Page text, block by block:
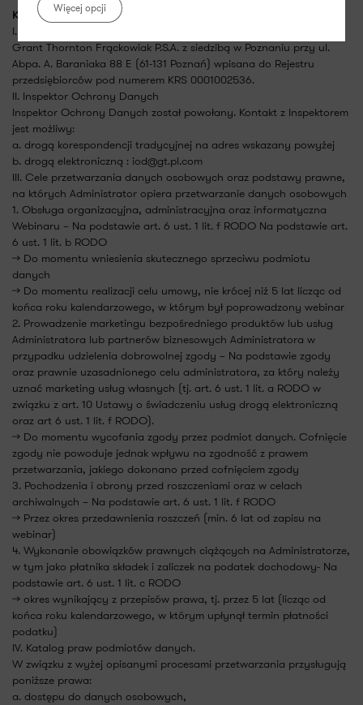
Klauzula informacyjna dla uczestników Webinaru:
I. Administrator Danych Osobowych
Grant Thornton Frąckowiak P.S.A. z siedzibą w Poznaniu przy ul.
Abpa. A. Baraniaka 88 E (61-131 Poznań) wpisana do Rejestru
przedsiębiorców pod numerem KRS 0001002536.
II. Inspektor Ochrony Danych
Inspektor Ochrony Danych został powołany. Kontakt z Inspektorem
jest możliwy:
a. drogą korespondencji tradycyjnej na adres wskazany powyżej
b. drogą elektroniczną : iod@gt.pl.com
III. Cele przetwarzania danych osobowych oraz podstawy prawne,
na których Administrator opiera przetwarzanie danych osobowych
1. Obsługa organizacyjna, administracyjna oraz informatyczna
Webinaru – Na podstawie art. 6 ust. 1 lit. f RODO Na podstawie art.
6 ust. 1 lit. b RODO
-> Do momentu wniesienia skutecznego sprzeciwu podmiotu
danych
-> Do momentu realizacji celu umowy, nie krócej niż 5 lat licząc od
końca roku kalendarzowego, w którym był poprowadzony webinar
2. Prowadzenie marketingu bezpośredniego produktów lub usług
Administratora lub partnerów biznesowych Administratora w
przypadku udzielenia dobrowolnej zgody – Na podstawie zgody
oraz prawnie uzasadnionego celu administratora, za który należy
uznać marketing usług własnych (tj. art. 6 ust. 1 lit. a RODO w
związku z art. 10 Ustawy o świadczeniu usług drogą elektroniczną
oraz art 6 ust. 1 lit. f RODO).
-> Do momentu wycofania zgody przez podmiot danych. Cofnięcie
zgody nie powoduje jednak wpływu na zgodność z prawem
przetwarzania, jakiego dokonano przed cofnięciem zgody
3. Pochodzenia i obrony przed roszczeniami oraz w celach
archiwalnych – Na podstawie art. 6 ust. 1 lit. f RODO
-> Przez okres przedawnienia roszczeń (min. 6 lat od zapisu na
webinar)
4. Wykonanie obowiązków prawnych ciążących na Administratorze,
w tym jako płatnika składek i zaliczek na podatek dochodowy- Na
podstawie art. 6 ust. 1 lit. c RODO
-> okres wynikający z przepisów prawa, tj. przez 5 lat (licząc od
końca roku kalendarzowego, w którym upłynął termin płatności
podatku)
IV. Katalog praw podmiotów danych.
W związku z wyżej opisanymi procesami przetwarzania przysługują
poniższe prawa:
a. dostępu do danych osobowych,
Więcej opcji